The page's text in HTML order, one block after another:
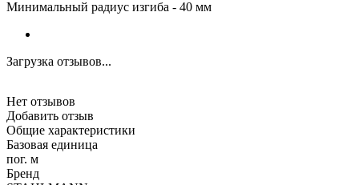
Минимальный радиус изгиба - 40 мм
Загрузка отзывов...
Нет отзывов
Добавить отзыв
Общие характеристики
Базовая единица
пог. м
Бренд